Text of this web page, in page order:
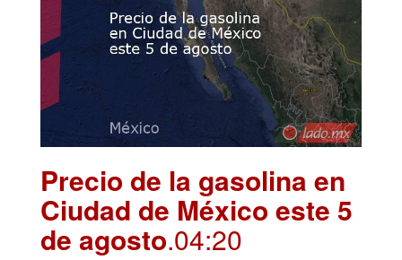
Precio de la gasolina en
Ciudad de México este 5
de agosto.04:20